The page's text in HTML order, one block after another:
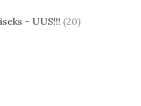
- UUS!!! 20